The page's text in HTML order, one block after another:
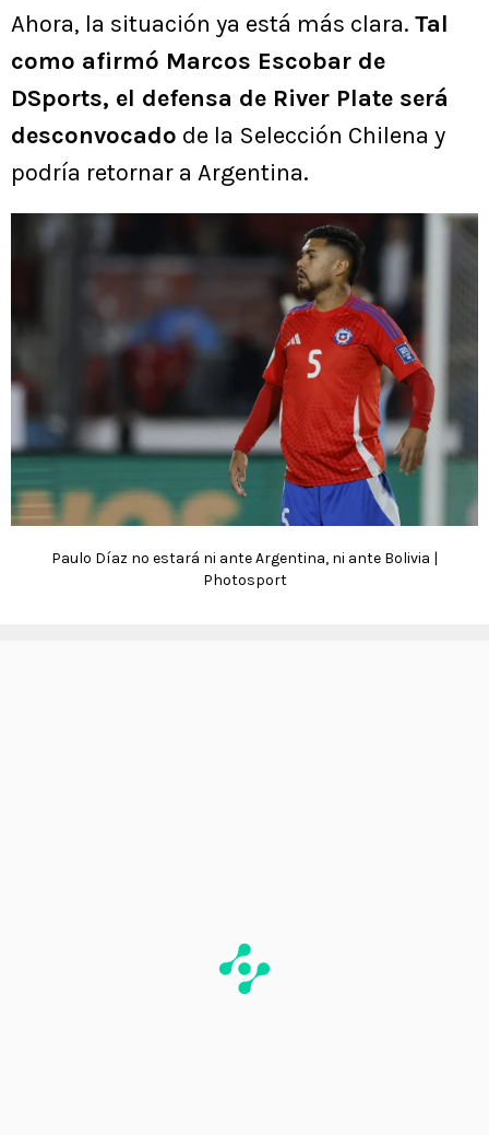
Ahora, la situación ya está más clara. Tal
como afirmó Marcos Escobar de
DSports, el defensa de River Plate será
desconvocado de la Selección Chilena y
podría retornar a Argentina.
Paulo Díaz no estará ni ante Argentina, ni ante Bolivia |
Photosport